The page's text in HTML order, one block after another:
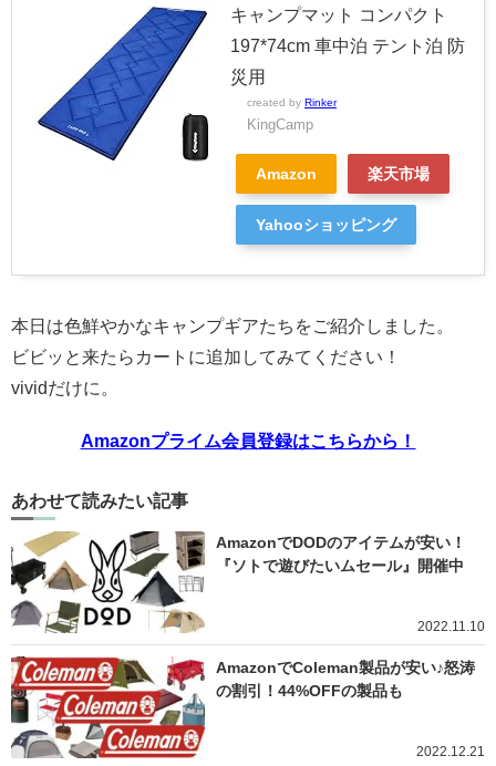
キャンプマット コンパクト
197*74cm 車中泊 テント泊 防
災用
created by Rinker
KingCamp
Amazon 楽天市場
Yahooショッピング
本日は色鮮やかなキャンプギアたちをご紹介しました。
ビビッと来たらカートに追加してみてください！
vividだけに。
Amazonプライム会員登録はこちらから！
あわせて読みたい記事
AmazonでDODのアイテムが安い！
『ソトで遊びたいムセール』開催中
2022.11.10
AmazonでColeman製品が安い♪怒涛
の割引！44%OFFの製品も
2022.12.21